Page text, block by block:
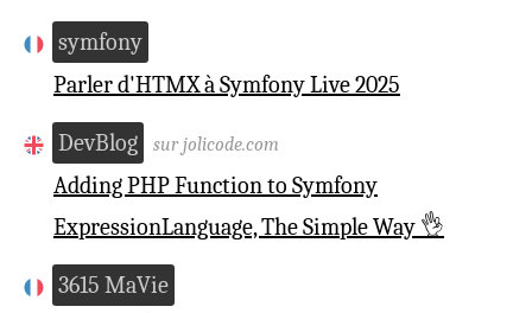
symfony
Parler d'HTMX à Symfony Live 2025
DevBlog sur jolicode.com
Adding PHP Function to Symfony
ExpressionLanguage, The Simple Way 👌
3615 MaVie